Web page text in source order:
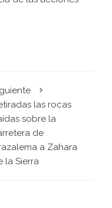
las rocas
sobre la
de
a Zahara
la Sierra